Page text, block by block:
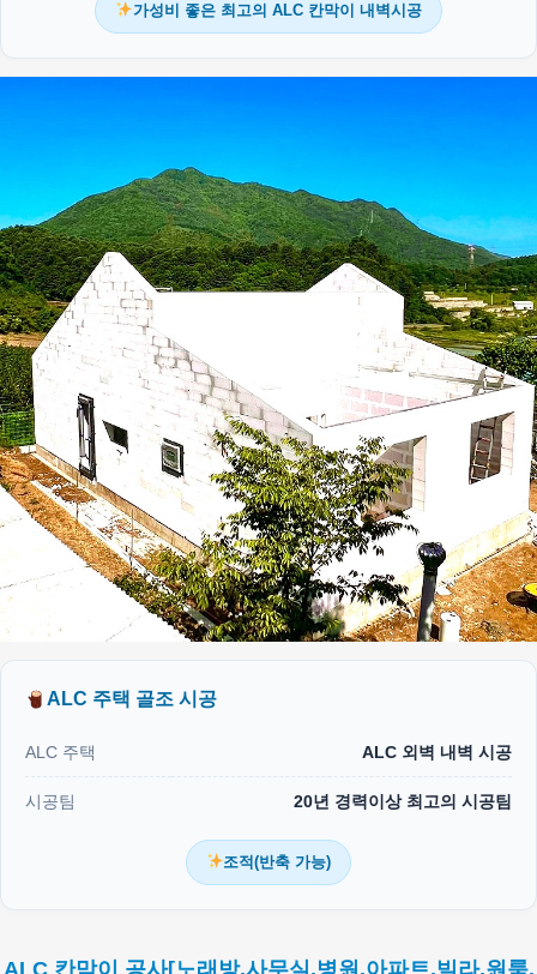
가성비 좋은 최고의 ALC 칸막이 내벽시공
ALC 주택 골조 시공
ALC 주택 ALC 외벽 내벽 시공
시공팀 20년 경력이상 최고의 시공팀
조적(반축 가능)
ALC 칸막이 공사[노래방,사무실,병원,아파트,빌라,원룸,